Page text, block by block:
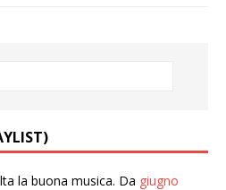
la buona musica. Da giugno